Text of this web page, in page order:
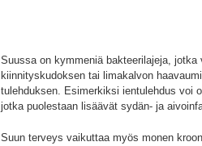
Suussa on kymmeniä bakteerilajeja,
kiinnityskudoksen tai limakalvon
tulehduksen. Esimerkiksi ientulehdus voi
jotka puolestaan lisäävät sydän- ja
Suun terveys vaikuttaa myös monen